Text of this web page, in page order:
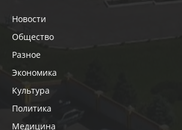
Новости
Общество
Разное
Экономика
Культура
Политика
Медицина